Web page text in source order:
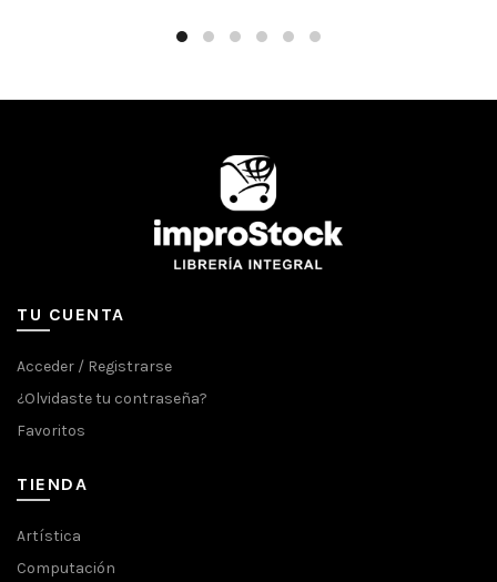
TU CUENTA
Acceder / Registrarse
¿Olvidaste tu contraseña?
Favoritos
TIENDA
Artística
Computación